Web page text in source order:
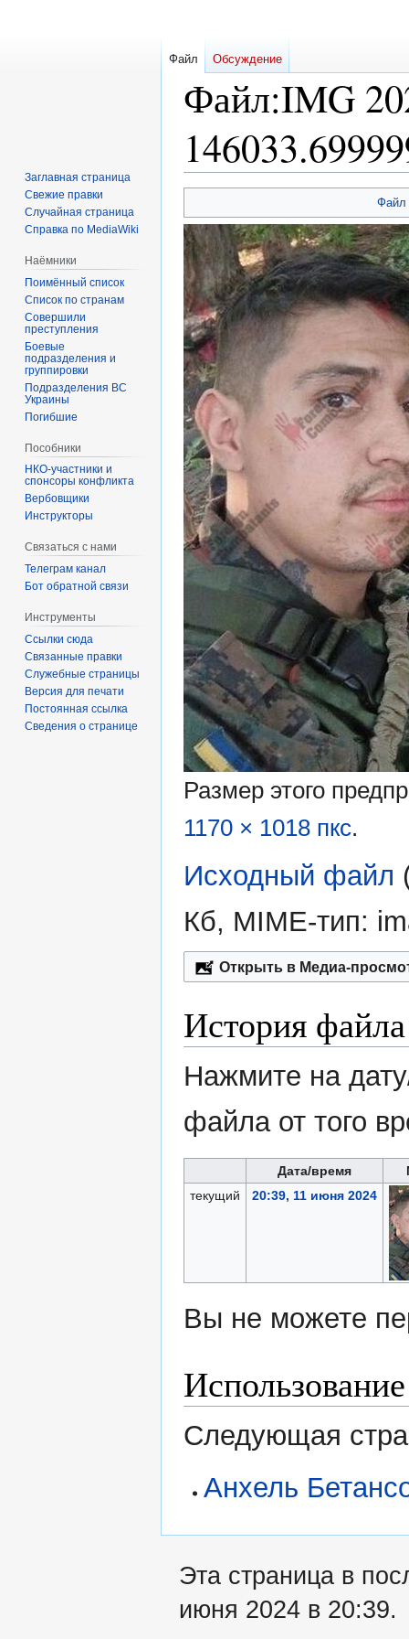
Файл:IMG
к
навигации
к
поиску
Файл
Размер этого
1170 × 1018 пкс.
Исходный файл
Кб, MIME-тип:
Открыть в Медиа-
История файла
Нажмите на
файла от того
Дата/время
текущий
20:39, 11 июня 2024
Вы не можете
Следующая
Анхель
Файл Обсуждение
Заглавная страница
Свежие правки
Случайная страница
Справка по MediaWiki
Наёмники
Поимённый список
Список по странам
Совершили
преступления
Боевые
подразделения и
группировки
Подразделения ВС
Украины
Погибшие
Пособники
спонсоры конфликта
‏‎Вербовщики
Инструкторы
Связаться с нами
Телеграм канал
Бот обратной связи
Инструменты
Ссылки сюда
Связанные правки
Служебные страницы
Версия для печати
Постоянная ссылка
Сведения о странице
Эта страница в
июня 2024 в 20:39.